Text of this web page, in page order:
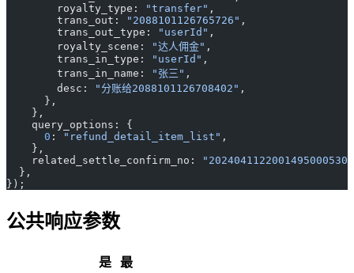
        royalty_type:
"transfer" ,
        trans_out:
"2088101126765726" ,
        trans_out_type:
"userId" ,
        royalty_scene:
"达人佣金" ,
        trans_in_type:
"userId" ,
        trans_in_name:
"张三" ,
        desc:
"分账给2088101126708402" ,
      },
    },
    query_options: {
      0
: "refund_detail_item_list" ,
    },
    related_settle_confirm_no:
  },
});
公共响应参数
是
最